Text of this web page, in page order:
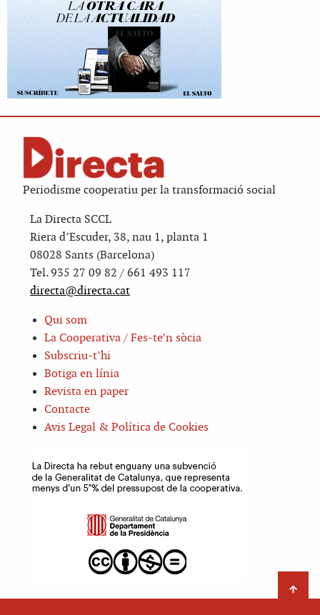
Periodisme cooperatiu per la transformació social
La Directa SCCL
Riera d’Escuder, 38, nau 1, planta 1
08028 Sants (Barcelona)
Tel. 935 27 09 82 / 661 493 117
directa@directa.cat
Qui som
La Cooperativa / Fes-te’n sòcia
Subscriu-t’hi
Botiga en línia
Revista en paper
Contacte
Avis Legal & Política de Cookies